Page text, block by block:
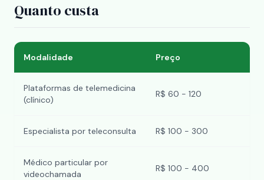
Quanto custa
Modalidade Preço
Plataformas de telemedicina
(clínico)
R$ 60 - 120
Especialista por teleconsulta R$ 100 - 300
Médico particular por
videochamada
R$ 100 - 400